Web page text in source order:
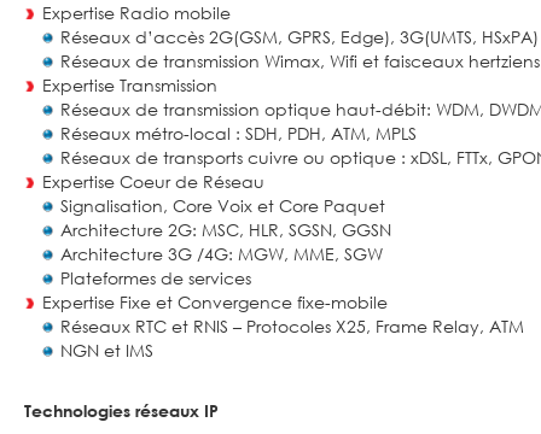
Expertise Radio mobile
Réseaux d’accès 2G(GSM, GPRS, Edge), 3G(UMTS,
Réseaux de transmission Wimax, Wifi et faisceaux hertziens
Expertise Transmission
Réseaux de transmission optique haut-débit: WDM,
Réseaux métro-local : SDH, PDH, ATM, MPLS
Réseaux de transports cuivre ou optique : xDSL, FTTx,
Expertise Coeur de Réseau
Signalisation, Core Voix et Core Paquet
Architecture 2G: MSC, HLR, SGSN, GGSN
Architecture 3G /4G: MGW, MME, SGW
Plateformes de services
Expertise Fixe et Convergence fixe-mobile
Réseaux RTC et RNIS – Protocoles X25, Frame Relay, ATM
NGN et IMS
Technologies réseaux IP